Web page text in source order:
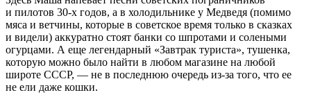
и пилотов 30-х годов, а в холодильнике у Медведя (помимо
мяса и ветчины, которые в советское время только в сказках
и видели) аккуратно стоят банки со шпротами и солеными
огурцами. А еще легендарный «Завтрак туриста», тушенка,
которую можно было найти в любом магазине на любой
широте СССР, — не в последнюю очередь из-за того, что ее
не ели даже кошки.